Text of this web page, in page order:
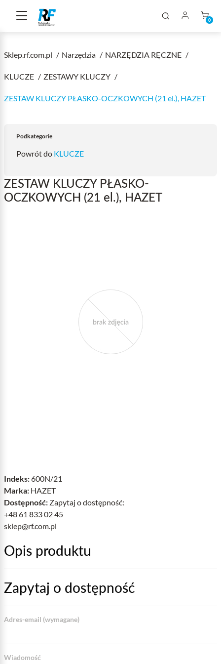
0
Sklep.rf.com.pl Narzędzia NARZĘDZIA RĘCZNE
KLUCZE ZESTAWY KLUCZY
ZESTAW KLUCZY PŁASKO-OCZKOWYCH (21 el.), HAZET
Podkategorie
Powrót do KLUCZE
ZESTAW KLUCZY PŁASKO-
OCZKOWYCH (21 el.), HAZET
Indeks:600N/21
Marka: HAZET
Dostępność: Zapytaj o dostępność:
+48 61 833 02 45
sklep@rf.com.pl
Opis produktu
Zapytaj o dostępność
Adres-email (wymagane)
Wiadomość